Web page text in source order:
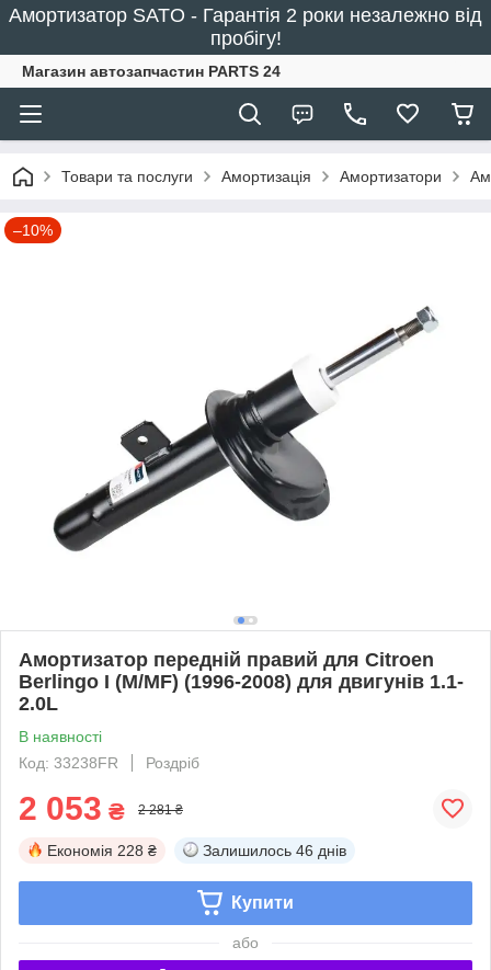
Амортизатор SATO - Гарантія 2 роки незалежно від
пробігу!
Магазин автозапчастин PARTS 24
Товари та послуги Амортизація Амортизатори
–10%
Амортизатор передній правий для Citroen
Berlingo I (M/MF) (1996-2008) для двигунів 1.1-
2.0L
В наявності
Код: 33238FR
Роздріб
2 053 ₴ 2 281 ₴
Економія 228 ₴ Залишилось 46 днів
Купити
або